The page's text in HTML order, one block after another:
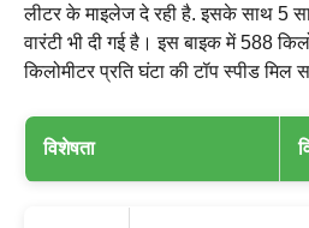
लीटर के माइलेज दे रही है. इसके साथ 5
वारंटी भी दी गई है।‌ इस बाइक में 588
किलोमीटर प्रति घंटा की टॉप स्पीड मिल
विशेषता